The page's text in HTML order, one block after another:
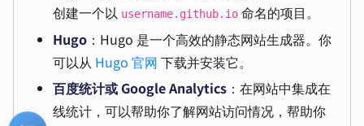
创建一个以 username.github.io 命名的项目。
Hugo ：Hugo 是一个高效的静态网站生成器。你
可以从 Hugo 官网 下载并安装它。
百度统计或 Google Analytics ：在网站中集成在
线统计，可以帮助你了解网站访问情况，帮助你